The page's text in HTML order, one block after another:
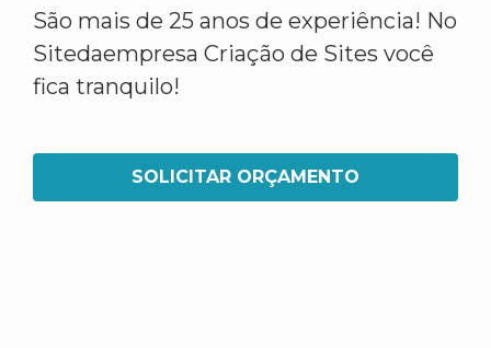
São mais de 25 anos de experiência! No
Sitedaempresa Criação de Sites você
fica tranquilo!
SOLICITAR ORÇAMENTO